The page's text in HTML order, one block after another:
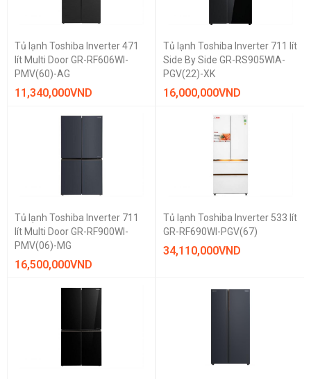
Tủ lạnh Toshiba Inverter 471
lít Multi Door GR-RF606WI-
PMV(60)-AG
11,340,000VND
Tủ lạnh Toshiba Inverter 711 lít
Side By Side GR-RS905WIA-
PGV(22)-XK
16,000,000VND
Tủ lạnh Toshiba Inverter 711
lít Multi Door GR-RF900WI-
PMV(06)-MG
16,500,000VND
Tủ lạnh Toshiba Inverter 533 lít
GR-RF690WI-PGV(67)
34,110,000VND